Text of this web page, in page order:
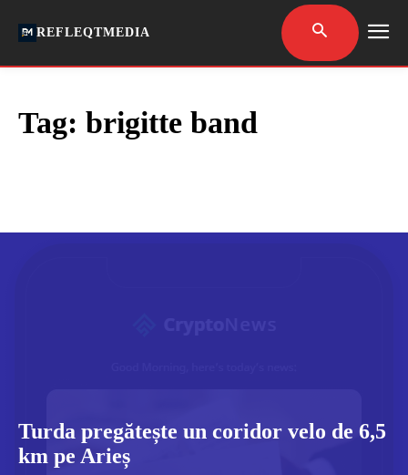
REFLEQTMEDIA
Tag: brigitte band
Turda pregătește un coridor velo de 6,5
km pe Arieș